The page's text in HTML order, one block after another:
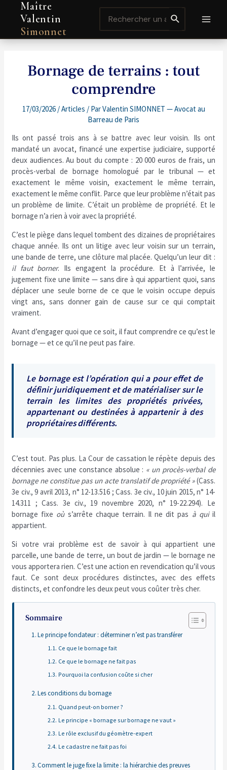
contenu
Maître
Valentin
Simonnet
for:
Bornage de terrains : tout
comprendre
17/03/2026 /Articles / ParValentin SIMONNET — Avocat au
Barreau de Paris
Ils ont passé trois ans à se battre avec leur voisin. Ils ont
mandaté un avocat, financé une expertise judiciaire, supporté
deux audiences. Au bout du compte : 20 000 euros de frais, un
procès-verbal de bornage homologué par le tribunal — et
exactement le même voisin, exactement le même terrain,
exactement le même conflit. Parce que leur problème n’était pas
un problème de limite. C’était un problème de propriété. Et le
bornage n’a rien à voir avec la propriété.
C’est le piège dans lequel tombent des dizaines de propriétaires
chaque année. Ils ont un litige avec leur voisin sur un terrain,
une bande de terre, une clôture mal placée. Quelqu’un leur dit :
il faut borner. Ils engagent la procédure. Et à l’arrivée, le
jugement fixe une limite — sans dire à qui appartient quoi, sans
déplacer une seule borne de ce que le voisin occupe depuis
vingt ans, sans donner gain de cause sur ce qui comptait
vraiment.
Avant d’engager quoi que ce soit, il faut comprendre ce qu’est le
bornage — et ce qu’il ne peut pas faire.
Le bornage est l’opération qui a pour effet de
définir juridiquement et de matérialiser sur le
terrain les limites des propriétés privées,
appartenant ou destinées à appartenir à des
propriétaires différents.
C’est tout. Pas plus. La Cour de cassation le répète depuis des
décennies avec une constance absolue : « un procès-verbal de
bornage ne constitue pas un acte translatif de propriété »(Cass.
3e civ., 9 avril 2013, n° 12-13.516 ; Cass. 3e civ., 10 juin 2015, n° 14-
14.311 ; Cass. 3e civ., 19 novembre 2020, n° 19-22.294). Le
bornage fixe oùs’arrête chaque terrain. Il ne dit pas à quiil
appartient.
Si votre vrai problème est de savoir à qui appartient une
parcelle, une bande de terre, un bout de jardin — le bornage ne
vous apportera rien. C’est une action en revendication qu’il vous
faut. Ce sont deux procédures distinctes, avec des effets
distincts, et confondre les deux peut vous coûter très cher.
Sommaire
Le principe fondateur : déterminer n’est pas transférer
Ce que le bornage fait
Ce que le bornage ne fait pas
Pourquoi la confusion coûte si cher
Les conditions du bornage
Quand peut-on borner ?
Le principe « bornage sur bornage ne vaut »
Le rôle exclusif du géomètre-expert
Le cadastre ne fait pas foi
Comment le juge fixe la limite : la hiérarchie des preuves
Navigation
de